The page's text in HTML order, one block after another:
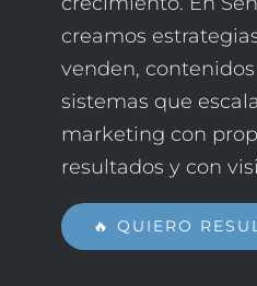
creamos
venden,
sistemas que
marketing con
resultados y con
🔥 QUIERO